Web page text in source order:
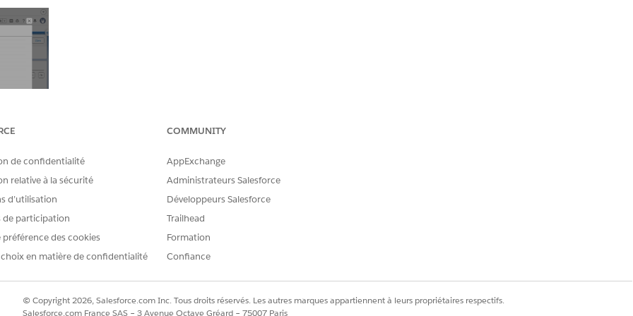
object's page layout is not assigned to the user performing the
error.
de confidentialité
relative à la sécurité
d’utilisation
de participation
des cookies
choix en matière de confidentialité
COMMUNITY
AppExchange
Administrateurs Salesforce
Développeurs Salesforce
Trailhead
Formation
Confiance
© Copyright 2026, Salesforce.com Inc. Tous droits réservés. Les autres marques appartiennent à leurs propriétaires respectifs.
Salesforce.com France SAS – 3 Avenue Octave Gréard – 75007 Paris